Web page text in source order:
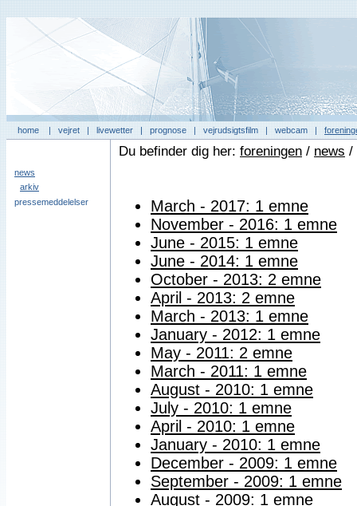
home|vejret|livewetter|prognose|vejrudsigtsfilm|webcam|
news
arkiv
pressemeddelelser
Du befinder dig her: foreningen / news /
March - 2017: 1 emne
November - 2016: 1 emne
June - 2015: 1 emne
June - 2014: 1 emne
October - 2013: 2 emne
April - 2013: 2 emne
March - 2013: 1 emne
January - 2012: 1 emne
May - 2011: 2 emne
March - 2011: 1 emne
August - 2010: 1 emne
July - 2010: 1 emne
April - 2010: 1 emne
January - 2010: 1 emne
December - 2009: 1 emne
September - 2009: 1 emne
August - 2009: 1 emne